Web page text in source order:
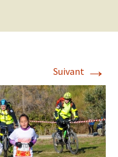
Suivant →